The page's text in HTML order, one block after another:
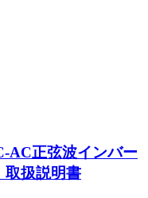
AC正弦波インバー
取扱説明書